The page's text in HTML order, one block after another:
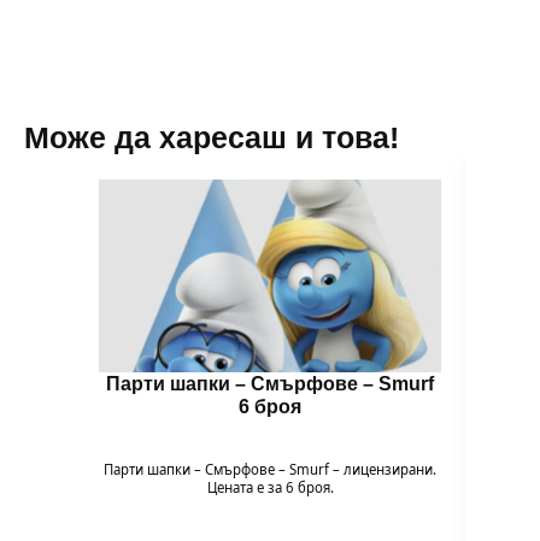
Може да харесаш и това!
Парти шапки – Смърфoве – Smurf
6 броя
Парти шапки – Смърфoве – Smurf – лицензирани.
Цената е за 6 броя.